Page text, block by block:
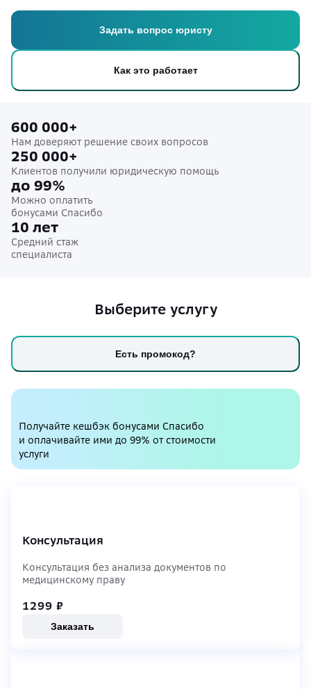
Задать вопрос юристу
Как это работает
600 000+
Нам доверяют решение своих вопросов
250 000+
Клиентов получили юридическую помощь
до 99%
Можно оплатить
бонусами Спасибо
10 лет
Средний стаж
специалиста
Выберите услугу
Есть промокод?
Получайте кешбэк бонусами Спасибо
и оплачивайте ими до 99% от стоимости
услуги
Консультация
Консультация без анализа документов по
медицинскому праву
1299 ₽
Заказать